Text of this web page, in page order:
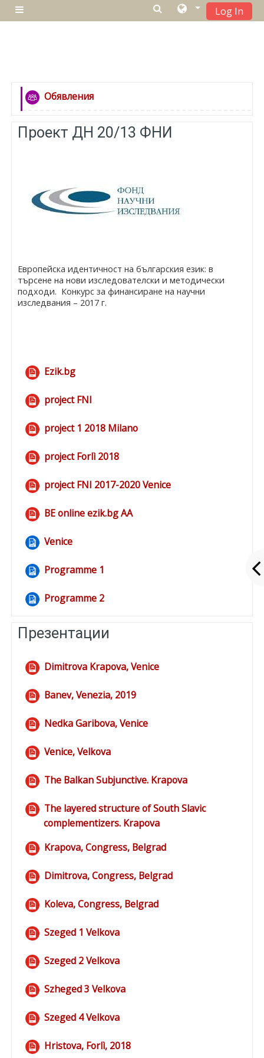
Бокова панель
Log In
Структура за темами
Загальне
Обявления
Форум
Проект ДН 20/13 ФНИ
Европейска идентичност на българския език: в
търсене на нови изследователски и методически
подходи. Конкурс за финансиране на научни
изследвания – 2017 г.
Ezik.bg
Файл
project FNI
Файл
project 1 2018 Milano
Файл
project Forlì 2018
Файл
project FNI 2017-2020 Venice
Файл
BE online ezik.bg AA
Файл
Venice
Файл
Programme 1
Файл
Programme 2
Файл
Презентации
Dimitrova Krapova, Venice
Файл
Banev, Venezia, 2019
Файл
Nedka Garibova, Venice
Файл
Venice, Velkova
Файл
The Balkan Subjunctive. Krapova
Файл
The layered structure of South Slavic
complementizers. Krapova
Файл
Krapova, Congress, Belgrad
Файл
Dimitrova, Congress, Belgrad
Файл
Koleva, Congress, Belgrad
Файл
Szeged 1 Velkova
Файл
Szeged 2 Velkova
Файл
Szheged 3 Velkova
Файл
Szeged 4 Velkova
Файл
Hristova, Forlì, 2018
Файл